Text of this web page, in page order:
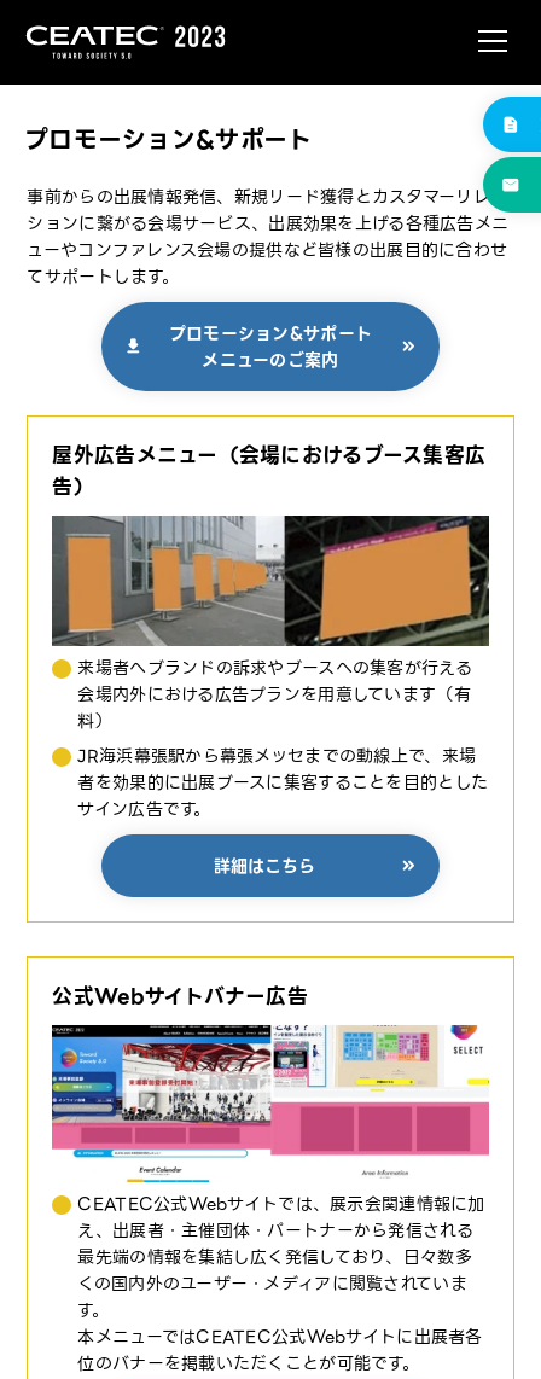
プロモーション&サポート
事前からの出展情報発信、新規リード獲得とカスタマーリレー
ションに繋がる会場サービス、出展効果を上げる各種広告メニ
ューやコンファレンス会場の提供など皆様の出展目的に合わせ
てサポートします。
プロモーション&サポート
メニューのご案内
屋外広告メニュー（会場におけるブース集客広
告）
来場者へブランドの訴求やブースへの集客が行える
会場内外における広告プランを用意しています（有
料）
JR海浜幕張駅から幕張メッセまでの動線上で、来場
者を効果的に出展ブースに集客することを目的とした
サイン広告です。
詳細はこちら
公式Webサイトバナー広告
CEATEC公式Webサイトでは、展示会関連情報に加
え、出展者・主催団体・パートナーから発信される
最先端の情報を集結し広く発信しており、日々数多
くの国内外のユーザー・メディアに閲覧されていま
す。
本メニューではCEATEC公式Webサイトに出展者各
位のバナーを掲載いただくことが可能です。